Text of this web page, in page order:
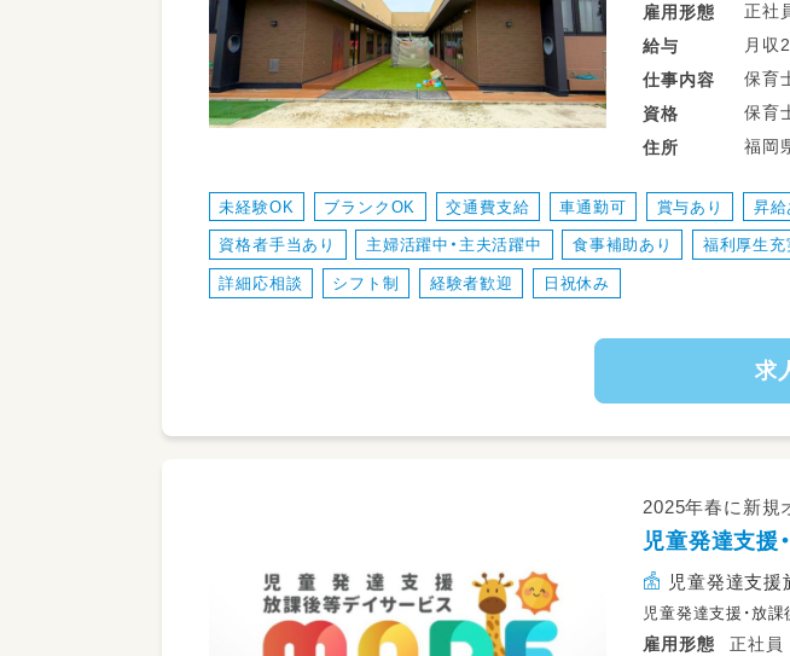
雇用形態
正社
給与
月収
仕事内容
保育
・0歳
転勤
資格
住所
未経験OK ブランクOK 交通費支給 車通勤可 賞与あり 昇給
資格者手当あり 主婦活躍中・主夫活躍中 食事補助あり 福利厚生充
詳細応相談 シフト制 経験者歓迎 日祝休み
求
2025年春に新規
児童発達支援
児童発達支援
児童発達支援・放
雇用形態
正社員